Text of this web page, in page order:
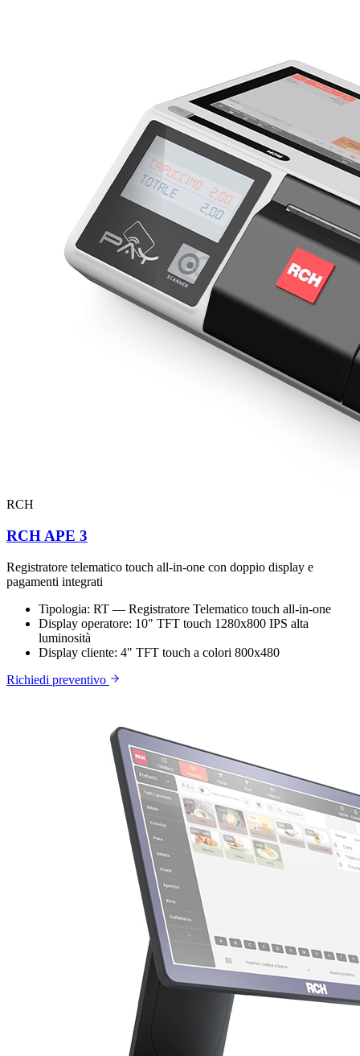
RCH
RCH APE 3
Registratore telematico touch all-in-one con doppio display e
pagamenti integrati
Tipologia: RT — Registratore Telematico touch all-in-one
Display operatore: 10" TFT touch 1280x800 IPS alta
luminosità
Display cliente: 4" TFT touch a colori 800x480
Richiedi preventivo